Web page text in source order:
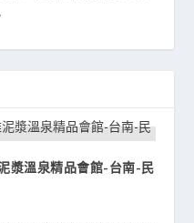
漿溫泉精品會館-台南-民